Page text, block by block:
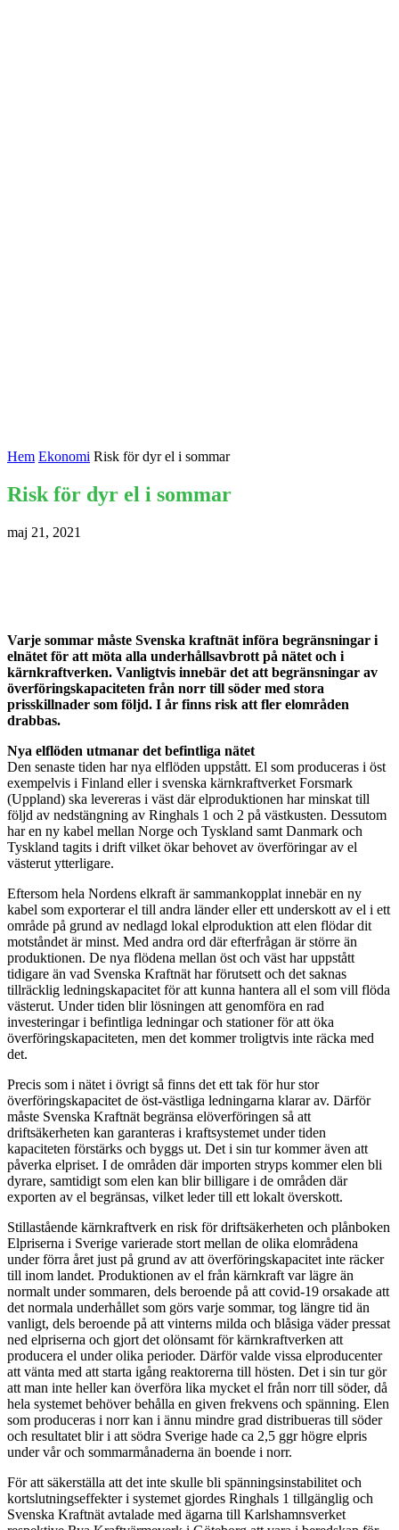
Hem Ekonomi Risk för dyr el i sommar
Risk för dyr el i sommar
maj 21, 2021
Varje sommar måste Svenska kraftnät införa begränsningar i
elnätet för att möta alla underhållsavbrott på nätet och i
kärnkraftverken. Vanligtvis innebär det att begränsningar av
överföringskapaciteten från norr till söder med stora
prisskillnader som följd. I år finns risk att fler elområden
drabbas.
Nya elflöden utmanar det befintliga nätet
Den senaste tiden har nya elflöden uppstått. El som produceras i öst
exempelvis i Finland eller i svenska kärnkraftverket Forsmark
(Uppland) ska levereras i väst där elproduktionen har minskat till
följd av nedstängning av Ringhals 1 och 2 på västkusten. Dessutom
har en ny kabel mellan Norge och Tyskland samt Danmark och
Tyskland tagits i drift vilket ökar behovet av överföringar av el
västerut ytterligare.
Eftersom hela Nordens elkraft är sammankopplat innebär en ny
kabel som exporterar el till andra länder eller ett underskott av el i ett
område på grund av nedlagd lokal elproduktion att elen flödar dit
motståndet är minst. Med andra ord där efterfrågan är större än
produktionen. De nya flödena mellan öst och väst har uppstått
tidigare än vad Svenska Kraftnät har förutsett och det saknas
tillräcklig ledningskapacitet för att kunna hantera all el som vill flöda
västerut. Under tiden blir lösningen att genomföra en rad
investeringar i befintliga ledningar och stationer för att öka
överföringskapaciteten, men det kommer troligtvis inte räcka med
det.
Precis som i nätet i övrigt så finns det ett tak för hur stor
överföringskapacitet de öst-västliga ledningarna klarar av. Därför
måste Svenska Kraftnät begränsa elöverföringen så att
driftsäkerheten kan garanteras i kraftsystemet under tiden
kapaciteten förstärks och byggs ut. Det i sin tur kommer även att
påverka elpriset. I de områden där importen stryps kommer elen bli
dyrare, samtidigt som elen kan blir billigare i de områden där
exporten av el begränsas, vilket leder till ett lokalt överskott.
Stillastående kärnkraftverk en risk för driftsäkerheten och plånboken
Elpriserna i Sverige varierade stort mellan de olika elområdena
under förra året just på grund av att överföringskapacitet inte räcker
till inom landet. Produktionen av el från kärnkraft var lägre än
normalt under sommaren, dels beroende på att covid-19 orsakade att
det normala underhållet som görs varje sommar, tog längre tid än
vanligt, dels beroende på att vinterns milda och blåsiga väder pressat
ned elpriserna och gjort det olönsamt för kärnkraftverken att
producera el under olika perioder. Därför valde vissa elproducenter
att vänta med att starta igång reaktorerna till hösten. Det i sin tur gör
att man inte heller kan överföra lika mycket el från norr till söder, då
hela systemet behöver behålla en given frekvens och spänning. Elen
som produceras i norr kan i ännu mindre grad distribueras till söder
och resultatet blir i att södra Sverige hade ca 2,5 ggr högre elpris
under vår och sommarmånaderna än boende i norr.
För att säkerställa att det inte skulle bli spänningsinstabilitet och
kortslutningseffekter i systemet gjordes Ringhals 1 tillgänglig och
Svenska Kraftnät avtalade med ägarna till Karlshamnsverket